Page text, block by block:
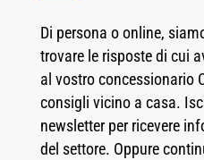
Di persona o online,
trovare le risposte di cui
al vostro concessionario
consigli vicino a casa.
newsletter per ricevere
del settore. Oppure